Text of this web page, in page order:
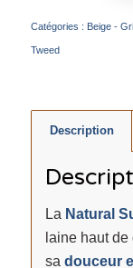
Catégories : Beige -
Tweed
Description
La Natural
laine haut
sa douceur